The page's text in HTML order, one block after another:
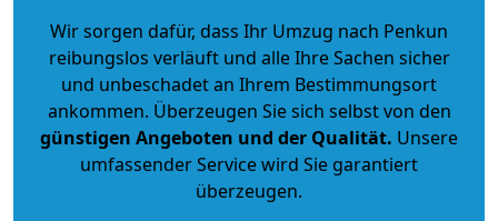
Wir sorgen dafür, dass Ihr Umzug nach Penkun
reibungslos verläuft und alle Ihre Sachen sicher
und unbeschadet an Ihrem Bestimmungsort
ankommen. Überzeugen Sie sich selbst von den
günstigen Angeboten und der Qualität. Unsere
umfassender Service wird Sie garantiert
überzeugen.